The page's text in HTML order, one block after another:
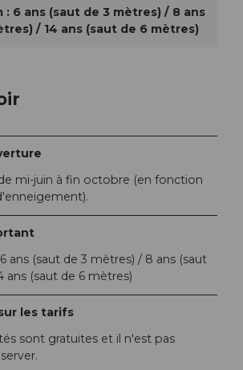
: 6 ans (saut de 3 mètres) / 8 ans
/ 14 ans (saut de 6 mètres)
mi-juin à fin octobre (en fonction
ans (saut de 3 mètres) / 8 ans (saut
ans (saut de 6 mètres)
les tarifs
sont gratuites et il n'est pas